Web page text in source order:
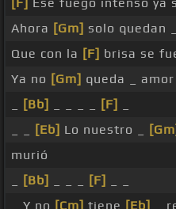
Ahora [Gm] solo quedan _
Que con la [F] brisa se
Ya no [Gm] queda _ amor
[Bb] [F]
[Eb] Lo nuestro _
murió
[Bb] [F]
_ Y no [Cm] tiene [Eb] _